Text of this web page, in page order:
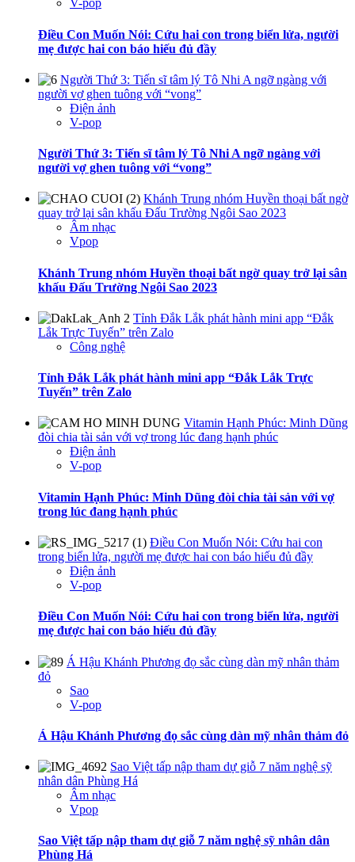
V-pop
Điều Con Muốn Nói: Cứu hai con trong biển lửa, người
mẹ được hai con báo hiếu đủ đầy
Người Thứ 3: Tiến sĩ tâm lý Tô Nhi A ngỡ ngàng với
người vợ ghen tuông với “vong”
Điện ảnh
V-pop
Người Thứ 3: Tiến sĩ tâm lý Tô Nhi A ngỡ ngàng với
người vợ ghen tuông với “vong”
Khánh Trung nhóm Huyền thoại bất ngờ
quay trở lại sân khấu Đấu Trường Ngôi Sao 2023
Âm nhạc
Vpop
Khánh Trung nhóm Huyền thoại bất ngờ quay trở lại sân
khấu Đấu Trường Ngôi Sao 2023
Tỉnh Đắk Lắk phát hành mini app “Đắk
Lắk Trực Tuyến” trên Zalo
Công nghệ
Tỉnh Đắk Lắk phát hành mini app “Đắk Lắk Trực
Tuyến” trên Zalo
Vitamin Hạnh Phúc: Minh Dũng
đòi chia tài sản với vợ trong lúc đang hạnh phúc
Điện ảnh
V-pop
Vitamin Hạnh Phúc: Minh Dũng đòi chia tài sản với vợ
trong lúc đang hạnh phúc
Điều Con Muốn Nói: Cứu hai con
trong biển lửa, người mẹ được hai con báo hiếu đủ đầy
Điện ảnh
V-pop
Điều Con Muốn Nói: Cứu hai con trong biển lửa, người
mẹ được hai con báo hiếu đủ đầy
Á Hậu Khánh Phương đọ sắc cùng dàn mỹ nhân thảm
đỏ
Sao
V-pop
Á Hậu Khánh Phương đọ sắc cùng dàn mỹ nhân thảm đỏ
Sao Việt tấp nập tham dự giỗ 7 năm nghệ sỹ
nhân dân Phùng Há
Âm nhạc
Vpop
Sao Việt tấp nập tham dự giỗ 7 năm nghệ sỹ nhân dân
Phùng Há